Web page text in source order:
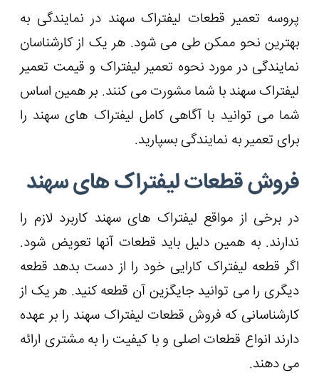
پروسه تعمیر قطعات لیفتراک سهند در نمایندگی به
بهترین نحو ممکن طی می شود. هر یک از کارشناسان
نمایندگی در مورد نحوه تعمیر لیفتراک و قیمت تعمیر
لیفتراک سهند با شما مشورت می کنند. بر همین اساس
شما می‌ توانید با آگاهی کامل لیفتراک های سهند را
برای تعمیر به نمایندگی بسپارید.
فروش قطعات لیفتراک های سهند
در برخی از مواقع لیفتراک های سهند کاربرد لازم را
ندارند. به همین دلیل باید قطعات آنها تعویض شود.
اگر قطعه لیفتراک کارایی خود را از دست بدهد قطعه
دیگری را می توانید جایگزین آن قطعه کنید. هر یک از
کارشناسانی که فروش قطعات لیفتراک سهند را بر عهده
دارند انواع قطعات اصلی و با کیفیت را به مشتری ارائه
می دهند.